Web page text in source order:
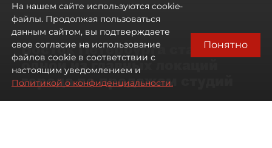
Восток Петербурга стал
одной из главных локаций
города по продажам студий
На нашем сайте используются cookie-
файлы. Продолжая пользоваться
данным сайтом, вы подтверждаете
свое согласие на использование
файлов cookie в соответствии с
настоящим уведомлением и
Политикой о конфиденциальности.
Понятно